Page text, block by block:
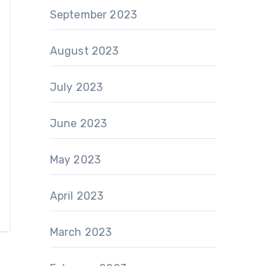
September 2023
August 2023
July 2023
June 2023
May 2023
April 2023
March 2023